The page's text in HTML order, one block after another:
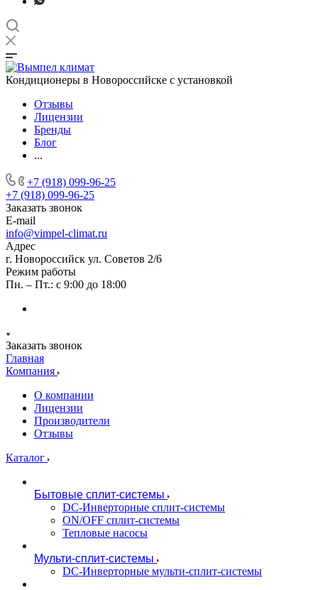
Кондиционеры в Новороссийске с установкой
Отзывы
Лицензии
Бренды
Блог
...
+7 (918) 099-96-25
+7 (918) 099-96-25
Заказать звонок
E-mail
info@vimpel-climat.ru
Адрес
г. Новороссийск ул. Советов 2/6
Режим работы
Пн. – Пт.: с 9:00 до 18:00
Заказать звонок
Главная
Компания
О компании
Лицензии
Производители
Отзывы
Каталог
Бытовые сплит-системы
DC-Инверторные сплит-системы
ON/OFF сплит-системы
Тепловые насосы
Мульти-сплит-системы
DC-Инверторные мульти-сплит-системы